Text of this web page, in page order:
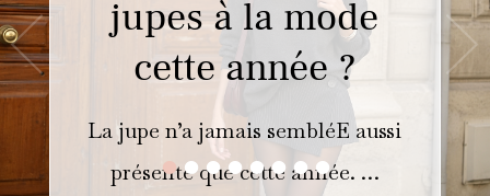
••••••••
jupes à la mode
cette année ?
La jupe n’a jamais sembléE aussi
présente que cette année. …